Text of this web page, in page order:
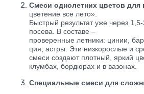
Смеси однолетних цветов для
цветение все лето».
Быстрый результат уже через
посева. В составе –
проверенные летники: цинии,
ция, астры. Эти низкорослые и
смеси создают плотный, яркий
клумбах, бордюрах и в вазонах.
Специальные смеси для